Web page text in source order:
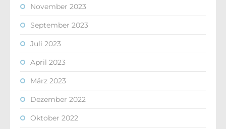
November 2023
September 2023
Juli 2023
April 2023
März 2023
Dezember 2022
Oktober 2022